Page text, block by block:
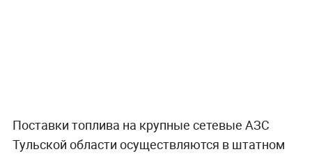
Поставки топлива на крупные сетевые АЗС
Тульской области осуществляются в штатном